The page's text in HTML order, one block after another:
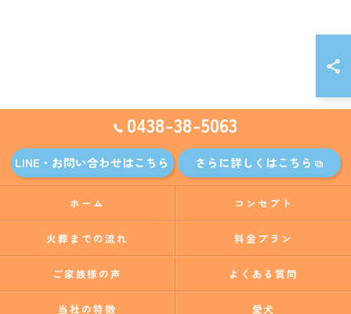
0438-38-5063
LINE・お問い合わせはこちら さらに詳しくはこちら
ホーム コンセプト
火葬までの流れ 料金プラン
ご家族様の声 よくある質問
当社の特徴 愛犬